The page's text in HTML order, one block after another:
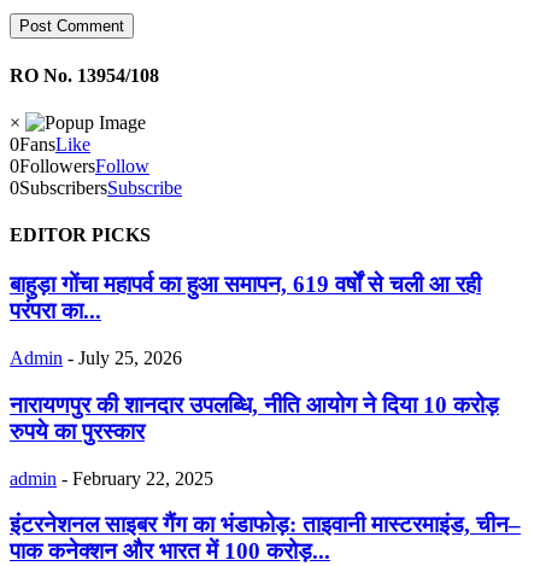
RO No. 13954/108
×
0FansLike
0FollowersFollow
0SubscribersSubscribe
EDITOR PICKS
बाहुड़ा गोंचा महापर्व का हुआ समापन, 619 वर्षों से चली आ रही
परंपरा का...
Admin - July 25, 2026
नारायणपुर की शानदार उपलब्धि, नीति आयोग ने दिया 10 करोड़
रुपये का पुरस्कार
admin - February 22, 2025
इंटरनेशनल साइबर गैंग का भंडाफोड़: ताइवानी मास्टरमाइंड, चीन–
पाक कनेक्शन और भारत में 100 करोड़...